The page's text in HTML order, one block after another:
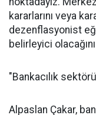
kararlarını veya
dezenflasyonist
belirleyici
"Bankacılık
Alpaslan Çakar,